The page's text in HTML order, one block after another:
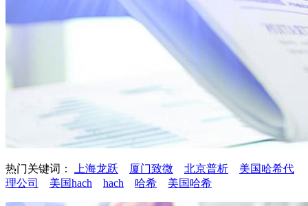
热门关键词： 上海龙跃 厦门致微 北京普析
美国哈希代
理公司
美国hach hach 哈希 美国哈希